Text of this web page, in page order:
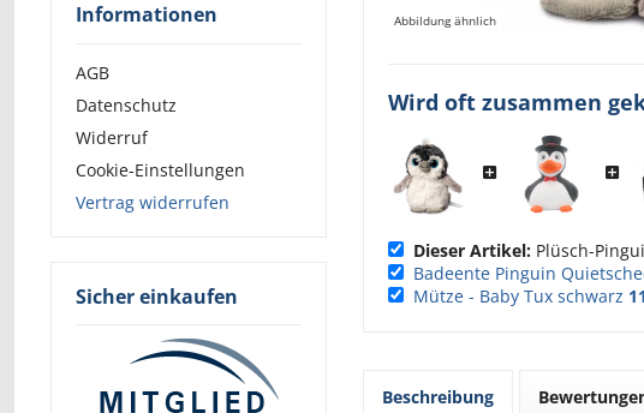
Informationen
AGB
Datenschutz
Widerruf
Cookie-Einstellungen
Vertrag widerrufen
Sicher einkaufen
Abbildung ähnlich
Wird oft zusammen
Dieser Artikel: Plüsch-
Badeente Pinguin
Mütze - Baby Tux schwarz
Beschreibung